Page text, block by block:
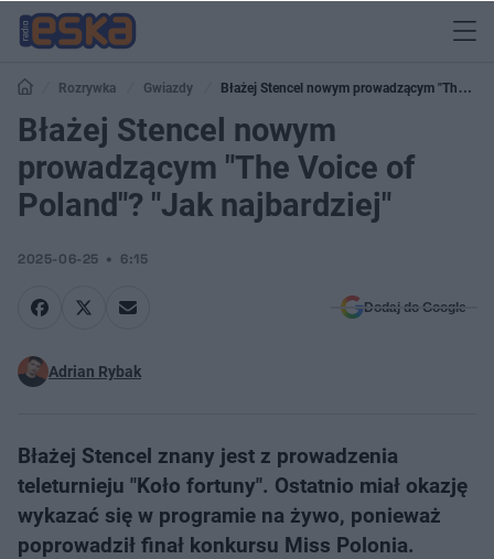
Rozrywka Gwiazdy
Błażej Stencel nowym prowadzącym "The
Voice of Poland"? "Jak najbardziej"
Błażej Stencel nowym
prowadzącym "The Voice of
Poland"? "Jak najbardziej"
2025-06-25 6:15
Dodaj do Google
Adrian Rybak
Błażej Stencel znany jest z prowadzenia
teleturnieju "Koło fortuny". Ostatnio miał okazję
wykazać się w programie na żywo, ponieważ
poprowadził finał konkursu Miss Polonia.